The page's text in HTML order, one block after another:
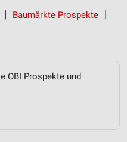
Baumärkte Prospekte
OBI Prospekte und